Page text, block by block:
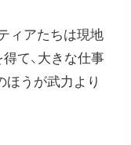
ィアたちは現地
て、大きな仕事
ほうが武力より